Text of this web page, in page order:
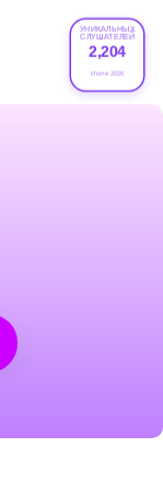
УНИКАЛЬНЫХ
СЛУШАТЕЛЕЙ
2,204
Июле 2026